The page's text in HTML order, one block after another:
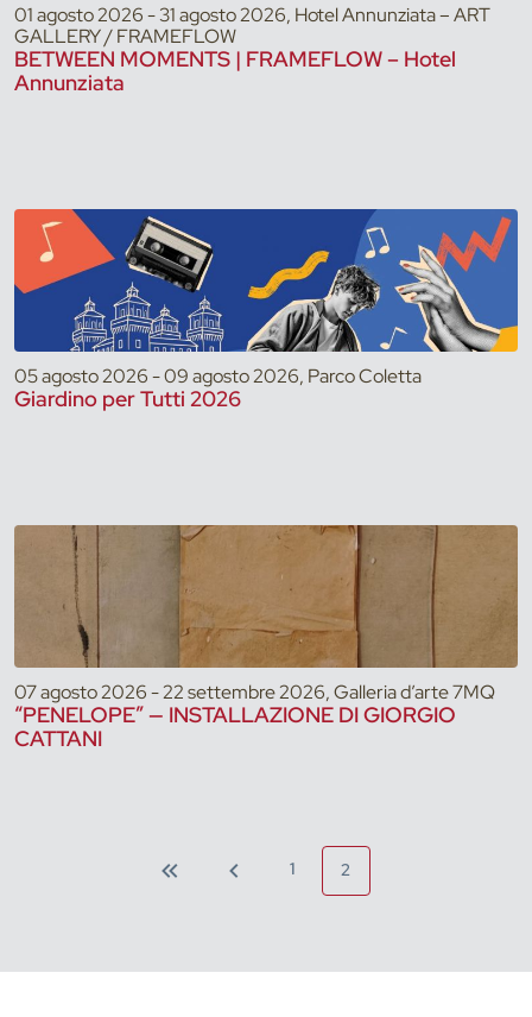
01 agosto 2026 - 31 agosto 2026, Hotel Annunziata – ART
GALLERY / FRAMEFLOW
BETWEEN MOMENTS | FRAMEFLOW – Hotel
Annunziata
05 agosto 2026 - 09 agosto 2026, Parco Coletta
Giardino per Tutti 2026
07 agosto 2026 - 22 settembre 2026, Galleria d’arte 7MQ
“PENELOPE” — INSTALLAZIONE DI GIORGIO
CATTANI
1 2